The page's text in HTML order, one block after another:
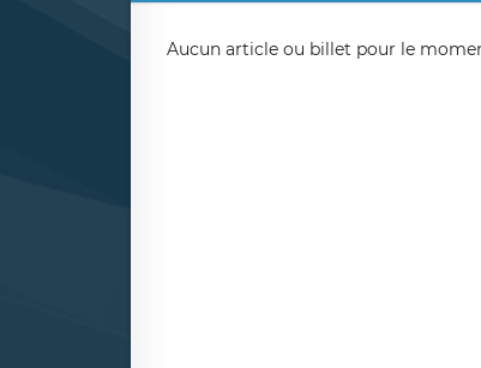
Aucun article ou billet pour le